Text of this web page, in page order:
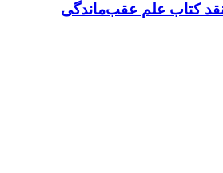
کتاب علم عقب‌ماندگی